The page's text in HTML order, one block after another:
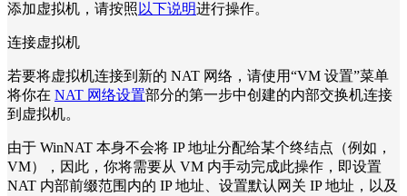
添加虚拟机，请按照 以下说明进行操作。
连接虚拟机
若要将虚拟机连接到新的 NAT 网络，请使用“VM 设置”菜单
将你在 NAT 网络设置部分的第一步中创建的内部交换机连接
到虚拟机。
由于 WinNAT 本身不会将 IP 地址分配给某个终结点（例如，
VM），因此，你将需要从 VM 内手动完成此操作，即设置
NAT 内部前缀范围内的 IP 地址、设置默认网关 IP 地址，以及